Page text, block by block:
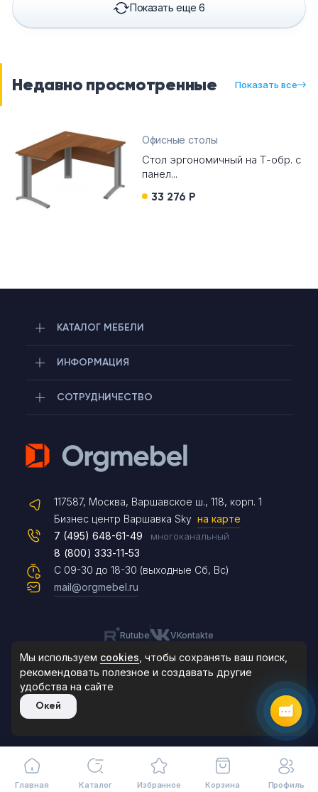
Показать еще 6
Недавно просмотренные Показать все
Офисные столы
Стол эргономичный на Т-обр. с
панел...
33 276 Р
Главная Каталог Избранное Корзина Профиль
КАТАЛОГ МЕБЕЛИ
ИНФОРМАЦИЯ
СОТРУДНИЧЕСТВО
117587, Москва, Варшавское ш., 118, корп. 1
Бизнес центр Варшавка Sky на карте
С 09-30 до 18-30 (выходные Сб, Вс)
7 (495) 648-61-49 многоканальный
8 (800) 333-11-53
mail@orgmebel.ru
Rutube VKontakte
Продажа офисной мебели.
Все права защищены.
Telegram
Max
Чат на сайте
8 (495) 183-47-87
По будням с 09:30 до 18:30
Мы используем cookies , чтобы сохранять ваш поиск,
рекомендовать полезное и создавать другие
удобства на сайте
Окей